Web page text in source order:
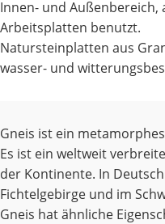
Innen- und Außenbereich,
Arbeitsplatten benutzt.
Natursteinplatten aus
wasser- und
Gneis ist ein
Es ist ein weltweit
der Kontinente. In
Fichtelgebirge und im
Gneis hat ähnliche